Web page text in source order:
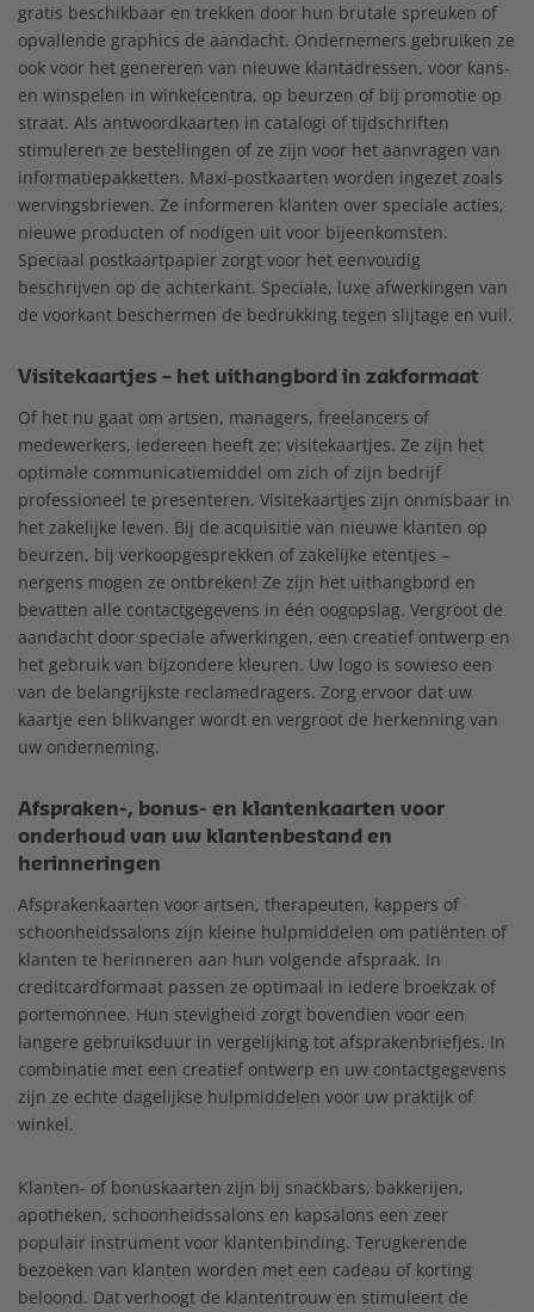
gratis beschikbaar en trekken door hun brutale spreuken of
opvallende graphics de aandacht. Ondernemers gebruiken ze
ook voor het genereren van nieuwe klantadressen, voor kans-
en winspelen in winkelcentra, op beurzen of bij promotie op
straat. Als antwoordkaarten in catalogi of tijdschriften
stimuleren ze bestellingen of ze zijn voor het aanvragen van
informatiepakketten. Maxi-postkaarten worden ingezet zoals
wervingsbrieven. Ze informeren klanten over speciale acties,
nieuwe producten of nodigen uit voor bijeenkomsten.
Speciaal postkaartpapier zorgt voor het eenvoudig
beschrijven op de achterkant. Speciale, luxe afwerkingen van
de voorkant beschermen de bedrukking tegen slijtage en vuil.
Visitekaartjes – het uithangbord in zakformaat
Of het nu gaat om artsen, managers, freelancers of
medewerkers, iedereen heeft ze: visitekaartjes. Ze zijn het
optimale communicatiemiddel om zich of zijn bedrijf
professioneel te presenteren. Visitekaartjes zijn onmisbaar in
het zakelijke leven. Bij de acquisitie van nieuwe klanten op
beurzen, bij verkoopgesprekken of zakelijke etentjes –
nergens mogen ze ontbreken! Ze zijn het uithangbord en
bevatten alle contactgegevens in één oogopslag. Vergroot de
aandacht door speciale afwerkingen, een creatief ontwerp en
het gebruik van bijzondere kleuren. Uw logo is sowieso een
van de belangrijkste reclamedragers. Zorg ervoor dat uw
kaartje een blikvanger wordt en vergroot de herkenning van
uw onderneming.
Afspraken-, bonus- en klantenkaarten voor
onderhoud van uw klantenbestand en
herinneringen
Afsprakenkaarten voor artsen, therapeuten, kappers of
schoonheidssalons zijn kleine hulpmiddelen om patiënten of
klanten te herinneren aan hun volgende afspraak. In
creditcardformaat passen ze optimaal in iedere broekzak of
portemonnee. Hun stevigheid zorgt bovendien voor een
langere gebruiksduur in vergelijking tot afsprakenbriefjes. In
combinatie met een creatief ontwerp en uw contactgegevens
zijn ze echte dagelijkse hulpmiddelen voor uw praktijk of
winkel.
Klanten- of bonuskaarten zijn bij snackbars, bakkerijen,
apotheken, schoonheidssalons en kapsalons een zeer
populair instrument voor klantenbinding. Terugkerende
bezoeken van klanten worden met een cadeau of korting
beloond. Dat verhoogt de klantentrouw en stimuleert de